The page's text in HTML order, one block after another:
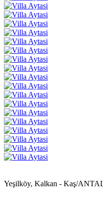
Yeşilköy, Kalkan - Kaş/